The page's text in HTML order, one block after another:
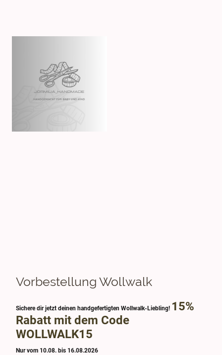
Vorbestellung Wollwalk
Sichere dir jetzt deinen handgefertigten Wollwalk-Liebling! 15%
Rabatt mit dem Code
WOLLWALK15
Nur vom 10.08. bis 16.08.2026